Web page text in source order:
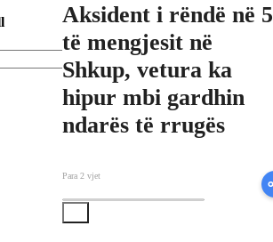
Aksident i rëndë në 5
të mengjesit në
Shkup, vetura ka
hipur mbi gardhin
ndarës të rrugës
Para 2 vjet